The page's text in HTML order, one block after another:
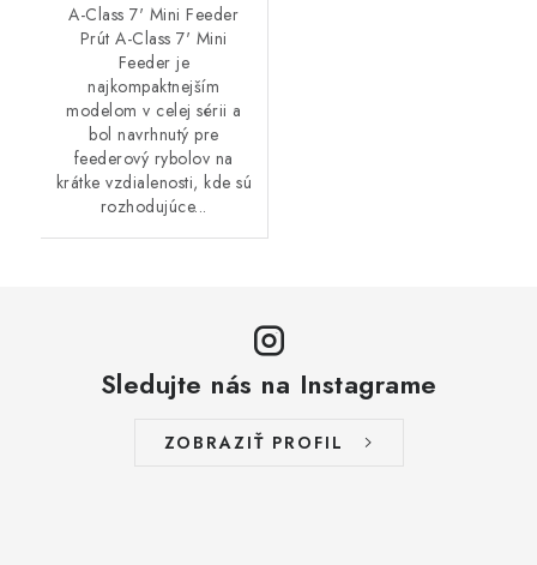
A-Class 7' Mini Feeder
Prút A-Class 7' Mini
Feeder je
najkompaktnejším
modelom v celej sérii a
bol navrhnutý pre
feederový rybolov na
krátke vzdialenosti, kde sú
rozhodujúce...
Sledujte nás na Instagrame
ZOBRAZIŤ PROFIL